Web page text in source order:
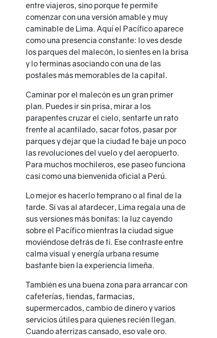
entre viajeros, sino porque te permite
comenzar con una versión amable y muy
caminable de Lima. Aquí el Pacífico aparece
como una presencia constante: lo ves desde
los parques del malecón, lo sientes en la brisa
y lo terminas asociando con una de las
postales más memorables de la capital.
Caminar por el malecón es un gran primer
plan. Puedes ir sin prisa, mirar a los
parapentes cruzar el cielo, sentarte un rato
frente al acantilado, sacar fotos, pasar por
parques y dejar que la ciudad te baje un poco
las revoluciones del vuelo y del aeropuerto.
Para muchos mochileros, ese paseo funciona
casi como una bienvenida oficial a Perú.
Lo mejor es hacerlo temprano o al final de la
tarde. Si vas al atardecer, Lima regala una de
sus versiones más bonitas: la luz cayendo
sobre el Pacífico mientras la ciudad sigue
moviéndose detrás de ti. Ese contraste entre
calma visual y energía urbana resume
bastante bien la experiencia limeña.
También es una buena zona para arrancar con
cafeterías, tiendas, farmacias,
supermercados, cambio de dinero y varios
servicios útiles para quienes recién llegan.
Cuando aterrizas cansado, eso vale oro.